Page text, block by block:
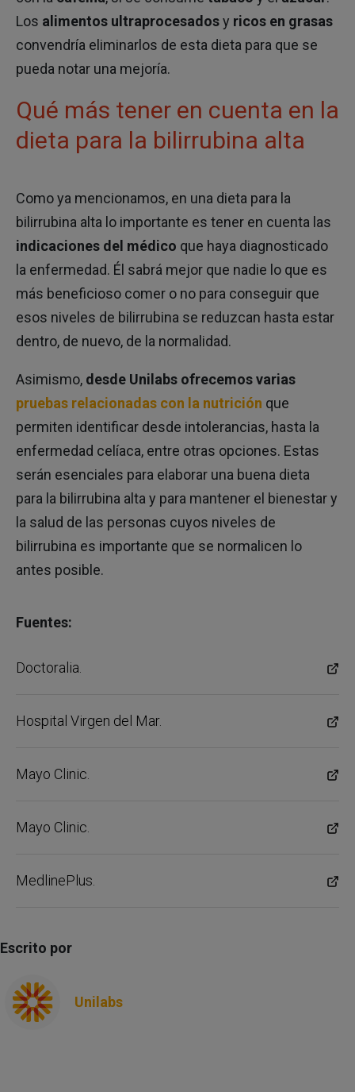
Los alimentos ultraprocesadosy ricos en grasas
convendría eliminarlos de esta dieta para que se
pueda notar una mejoría.
Qué más tener en cuenta en la
dieta para la bilirrubina alta
Como ya mencionamos, en una dieta para la
bilirrubina alta lo importante es tener en cuenta las
indicaciones del médico que haya diagnosticado
la enfermedad. Él sabrá mejor que nadie lo que es
más beneficioso comer o no para conseguir que
esos niveles de bilirrubina se reduzcan hasta estar
dentro, de nuevo, de la normalidad.
Asimismo, desde Unilabs ofrecemos varias
pruebas relacionadas con la nutrición que
permiten identificar desde intolerancias, hasta la
enfermedad celíaca, entre otras opciones. Estas
serán esenciales para elaborar una buena dieta
para la bilirrubina alta y para mantener el bienestar y
la salud de las personas cuyos niveles de
bilirrubina es importante que se normalicen lo
antes posible.
Fuentes:
Doctoralia.
Hospital Virgen del Mar.
Mayo Clinic.
Mayo Clinic.
MedlinePlus.
Escrito por
Unilabs
Hábitos saludables
Patologías y síntomas
Cuídate
Conócenos
Contáctanos
Tienda MiSalud